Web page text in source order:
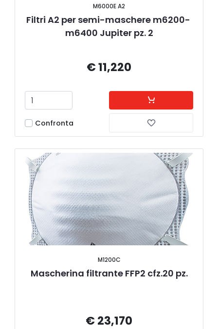
M6000E A2
Filtri A2 per semi-maschere m6200-
m6400 Jupiter pz. 2
€ 11,220
Confronta
M1200C
Mascherina filtrante FFP2 cfz.20 pz.
€ 23,170